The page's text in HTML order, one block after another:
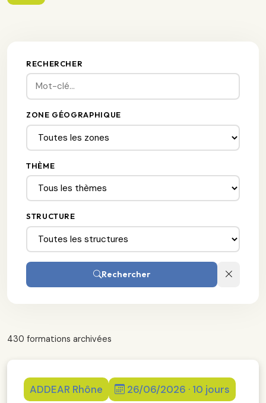
RECHERCHER
ZONE GÉOGRAPHIQUE
THÈME
STRUCTURE
Rechercher
430 formations archivées
ADDEAR Rhône 26/06/2026 · 10 jours